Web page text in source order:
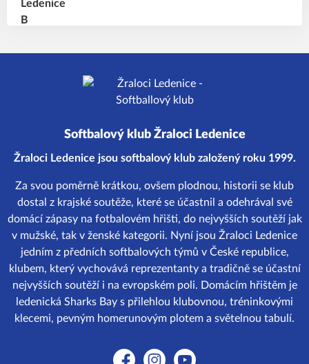
Softbalový klub Žraloci Ledenice
Žraloci Ledenice jsou softbalový klub založený roku 1999.
Za svou poměrně krátkou, ovšem plodnou, historii se klub
dostal z krajské soutěže, které se účastnil a odehrával své
domácí zápasy na fotbalovém hřišti, do nejvyšších soutěží jak
v mužské, tak v ženské kategorii. Nyní jsou Žraloci Ledenice
jedním z předních softbalových týmů v České republice,
klubem, který vychovává reprezentanty a tradičně se účastní
nejvyšších soutěží i na evropském poli. Domácím hřištěm je
ledenická Sharks Bay s přilehlou klubovnou, tréninkovými
klecemi, pevným homerunovým plotem a světelnou tabulí.